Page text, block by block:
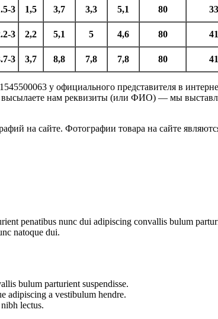
3 1,5 3,7 3,3 5,1 80 33
3 2,2 5,1 5 4,6 80 41
3 3,7 8,8 7,8 7,8 80 41
у официального представителя в
нам реквизиты (или ФИО) — мы
на сайте. Фотографии товара на сайте
penatibus nunc dui adipiscing convallis bulum
natoque dui.
bulum parturient suspendisse.
adipiscing a vestibulum hendre.
lectus.